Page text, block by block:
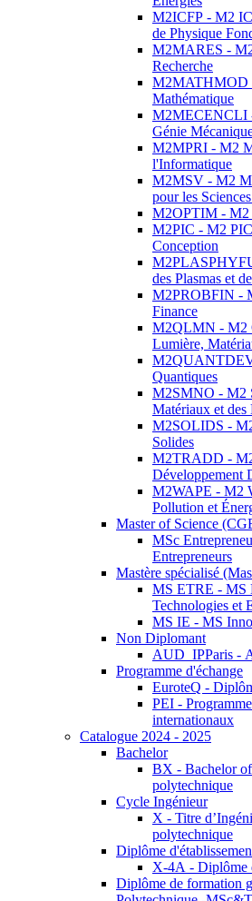
M2ICFP - M2
de Physique
M2MARES -
Recherche
M2MATHMOD
Mathématique
M2MECENCLI
Génie
M2MPRI - M2
l'Informatique
M2MSV - M2
pour les
M2OPTIM - M2
M2PIC - M2
Conception
des Plasmas et
M2PROBFIN -
Finance
M2QLMN - M2
Lumière,
Quantiques
M2SMNO - M2
Matériaux et des
M2SOLIDS -
Solides
M2TRADD -
Développement
M2WAPE - M2
Pollution et
Master of Science
MSc
Entrepreneurs
Mastère spécialisé
MS ETRE - MS
Technologies et
MS IE - MS
Non Diplomant
AUD_IPParis -
Programme d'échange
EuroteQ -
PEI -
internationaux
Catalogue 2024 - 2025
Bachelor
BX - Bachelor
polytechnique
Cycle Ingénieur
X - Titre
polytechnique
Diplôme
X-4A - Diplôme
Diplôme de formation